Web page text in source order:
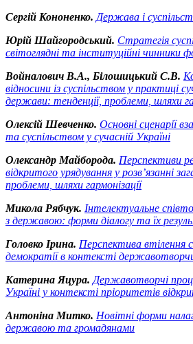
Сергій Кононенко. Держава і
Юрій Шайгородський. Стратегія
світоглядні та інституційні чинники
Войналович В.А., Білошицький С.В.
відносини із суспільством у практиці
держави: тенденції, проблеми, шляхи
Олексій Шевченко. Основні сценарії
та суспільством у сучасній Україні
Олександр Майборода. Перспективи
відкритого урядування у розв’язанні
проблеми, шляхи гармонізації
Микола Рябчук. Інтелектуальне
з державою: форми діалогу та їх
Головко Ірина. Перспектива втілення
демократії в контексті
Катерина Яцура. Державотворчі
Україні у контексті пріоритетів
Антоніна Митко. Новітні форми
державою та громадянами